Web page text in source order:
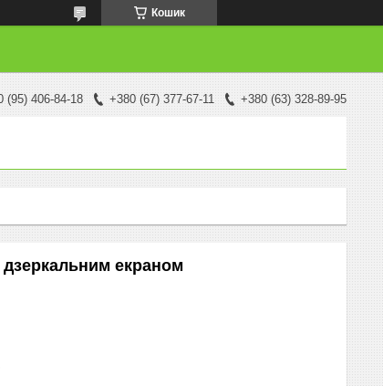
Кошик
(95) 406-84-18 +380 (67) 377-67-11 +380 (63) 328-89-95
екраном